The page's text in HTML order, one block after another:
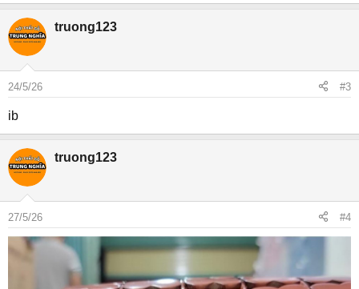
truong123
24/5/26 #3
ib
truong123
27/5/26 #4